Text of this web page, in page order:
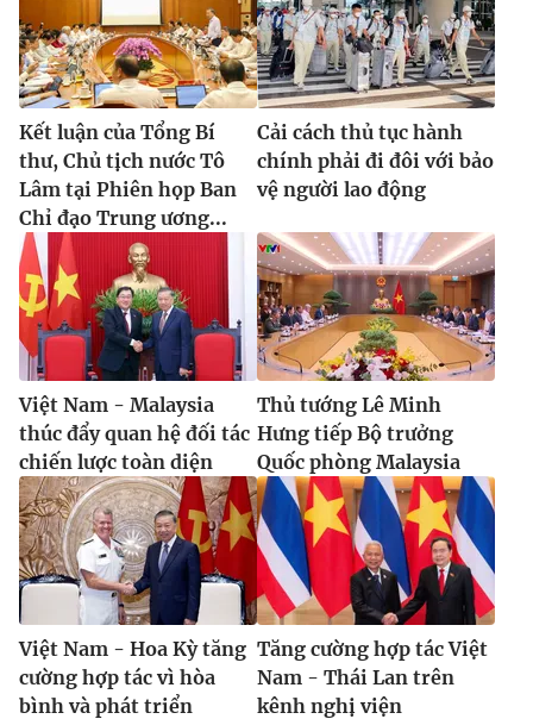
Cơ quan báo chí:Thời báo VTV
Giấy phép hoạt động báo in và báo điện tử số 483/GP-BTTTT
cấp ngày 29/12/2023
Tổng Biên tập:
Vũ Thanh Thủy
Phó Tổng Biên tập:Nguyễn Thị Mỹ Hạnh, Phạm Quốc Thắng,
Nguyễn Trọng Ninh
Tổng đài VTV:024.38 355 931 - 024.38 355 932
Ðiện thoại Thời báo VTV:
024.66 897 897
Email:toasoan@vtv.vn
Liên hệ quảng cáo:024-7300.7108
® Cấm sao chép dưới mọi hình thức nếu không có sự chấp
thuận bằng văn bản. Ghi rõ nguồn VTV.vn khi phát hành lại
thông tin từ website này.
Kết luận của Tổng Bí
thư, Chủ tịch nước Tô
Lâm tại Phiên họp Ban
Chỉ đạo Trung ương...
Cải cách thủ tục hành
chính phải đi đôi với bảo
vệ người lao động
Việt Nam - Malaysia
thúc đẩy quan hệ đối tác
chiến lược toàn diện
Thủ tướng Lê Minh
Hưng tiếp Bộ trưởng
Quốc phòng Malaysia
Việt Nam - Hoa Kỳ tăng
cường hợp tác vì hòa
bình và phát triển
Tăng cường hợp tác Việt
Nam - Thái Lan trên
kênh nghị viện